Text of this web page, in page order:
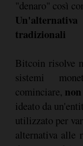
"denaro" così
tradizionali
Bitcoin risolve
sistemi
cominciare,
ideato da
utilizzato per
alternativa alle